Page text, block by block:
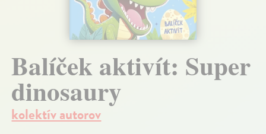
Balíček aktivít: Super
dinosaury
kolektív autorov